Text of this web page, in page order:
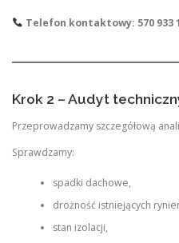
Telefon kontaktowy: 570 933
Krok 2 – Audyt
Przeprowadzamy szczegółową
Sprawdzamy:
spadki dachowe,
drożność istniejących
stan izolacji,